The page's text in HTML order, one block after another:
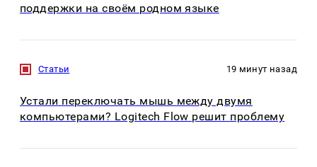
поддержки на своём родном языке
Статьи 19 минут назад
Устали переключать мышь между двумя
компьютерами? Logitech Flow решит проблему